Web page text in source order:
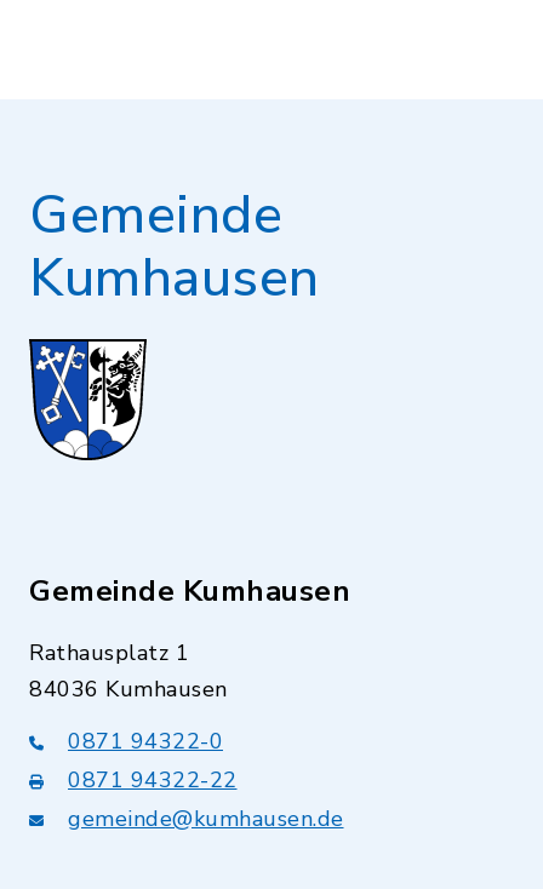
Gemeinde
Kumhausen
Gemeinde Kumhausen
Rathausplatz 1
84036 Kumhausen
0871 94322-0
0871 94322-22
gemeinde@kumhausen.de